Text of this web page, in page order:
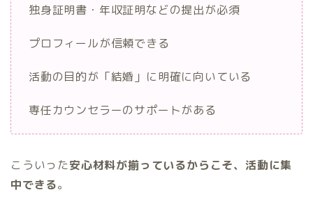
独身証明書・年収証明などの提出が必須
プロフィールが信頼できる
活動の目的が「結婚」に明確に向いている
専任カウンセラーのサポートがある
こういった安心材料が揃っているからこそ、活動に集
中できる。